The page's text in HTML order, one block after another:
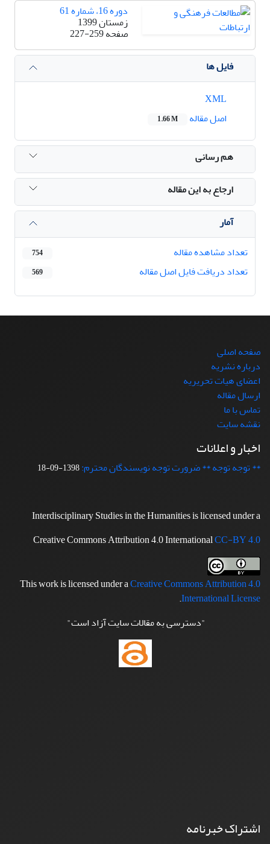
دوره 16، شماره 61
زمستان 1399
صفحه227-259
فایل ها
اصل مقاله
1.66 M
هم رسانی
ارجاع به این مقاله
آمار
تعداد مشاهده مقاله
754
تعداد دریافت فایل اصل مقاله 569
صفحه اصلی
درباره نشریه
اعضای هیات تحریریه
ارسال مقاله
تماس با ما
نقشه سایت
اخبار و اعلانات
** توجه توجه ** ضرورت توجه نویسندگان محترم:1398-09-18
Interdisciplinary Studies in the Humanities is licensed under a
Creative Commons Attribution 4.0 InternationalCC-BY 4.0
This work is licensed under aCreative Commons Attribution 4.0
International License
.
"دسترسی به مقالات سایت آزاد است"
اشتراک خبرنامه